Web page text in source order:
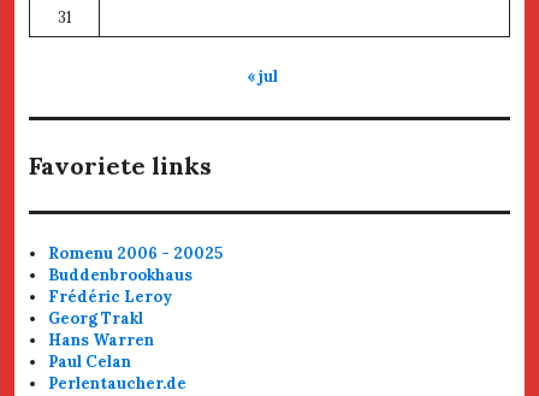
31
« jul
Favoriete links
Romenu 2006 - 20025
Buddenbrookhaus
Frédéric Leroy
Georg Trakl
Hans Warren
Paul Celan
Perlentaucher.de